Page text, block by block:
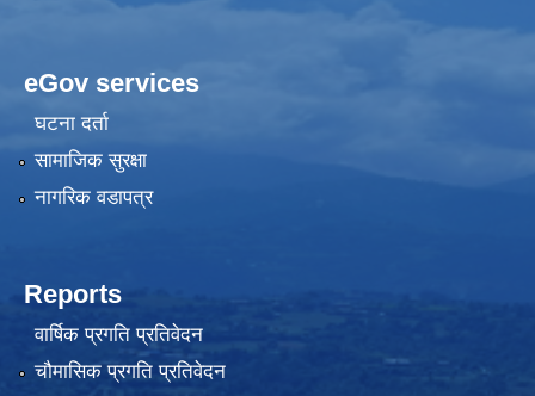
eGov services
घटना दर्ता
सामाजिक सुरक्षा
नागरिक वडापत्र
Reports
वार्षिक प्रगति प्रतिवेदन
चौमासिक प्रगति प्रतिवेदन